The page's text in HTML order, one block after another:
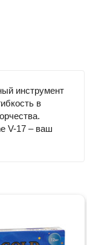
инструмент
в
V-17 – ваш